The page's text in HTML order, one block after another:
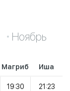
Ноябрь
Магриб Иша
19:30 21:23